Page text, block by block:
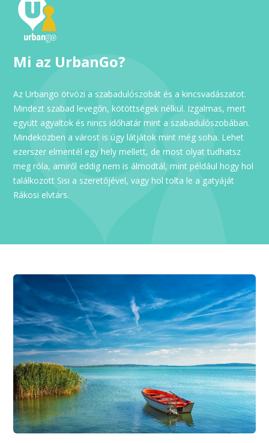
Mi az UrbanGo?
Az Urbango ötvözi a szabadulószobát és a kincsvadászatot.
Mindezt szabad levegőn, kötöttségek nélkül. Izgalmas, mert
együtt agyaltok és nincs időhatár mint a szabadulószobában.
Mindeközben a várost is úgy látjátok mint még soha. Lehet
ezerszer elmentél egy hely mellett, de most olyat tudhatsz
meg róla, amiről eddig nem is álmodtál, mint például hogy hol
találkozott Sisi a szeretőjével, vagy hol tolta le a gatyáját
Rákosi elvtárs.